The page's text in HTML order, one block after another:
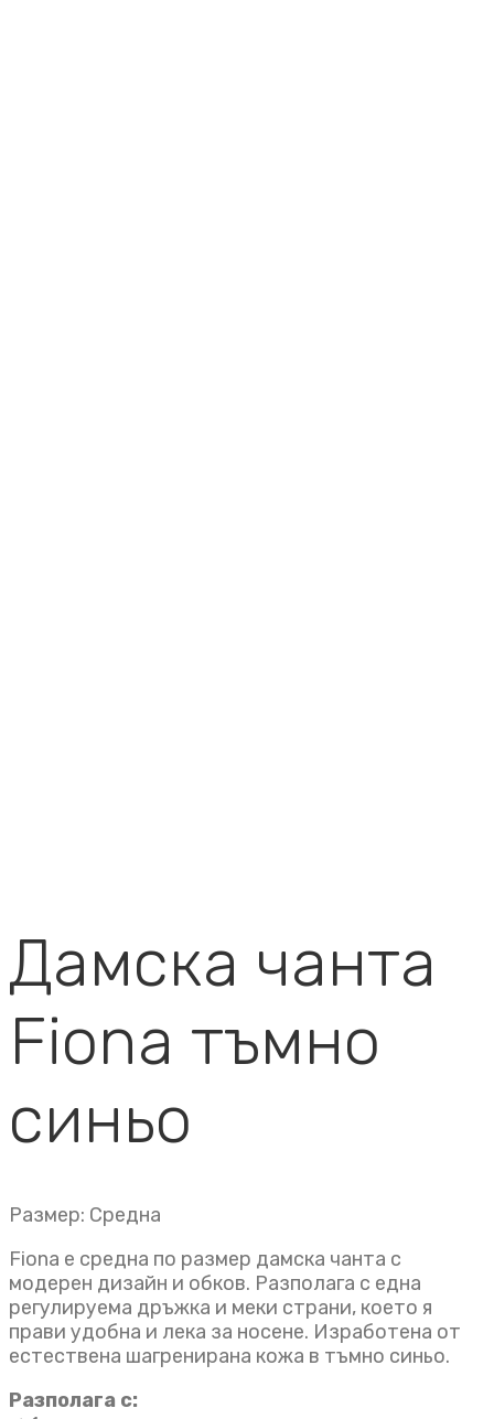
Дамска чанта
Fiona тъмно
синьо
Размер: Средна
Fiona е средна по размер дамска чанта с
модерен дизайн и обков. Разполага с една
регулируема дръжка и меки страни, което я
прави удобна и лека за носене. Изработена от
естествена шагренирана кожа в тъмно синьо.
Разполага с: